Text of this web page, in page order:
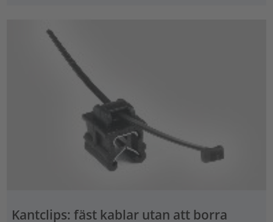
Kantclips: fäst kablar utan att borra